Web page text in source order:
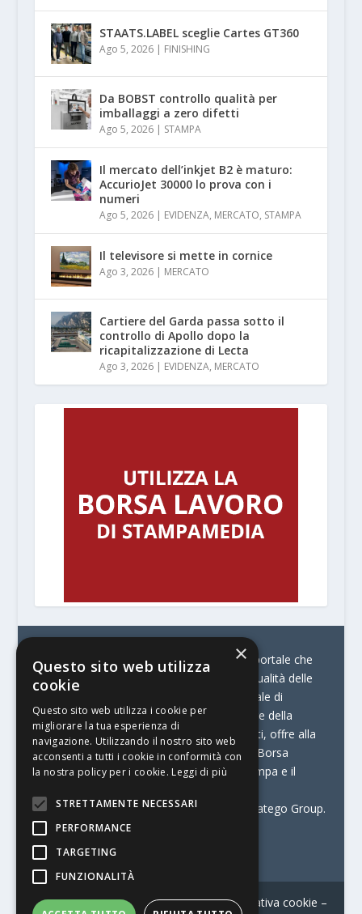
STAATS.LABEL sceglie Cartes GT360
Ago 5, 2026| FINISHING
Da BOBST controllo qualità per
imballaggi a zero difetti
Ago 5, 2026| STAMPA
Il mercato dell’inkjet B2 è maturo:
AccurioJet 30000 lo prova con i
numeri
Ago 5, 2026| EVIDENZA, MERCATO, STAMPA
Il televisore si mette in cornice
Ago 3, 2026| MERCATO
Cartiere del Garda passa sotto il
controllo di Apollo dopo la
ricapitalizzazione di Lecta
Ago 3, 2026| EVIDENZA, MERCATO
© Stratego Group –
stampamedia.net è il portale che
racconta le innovazioni tecnologiche e l’attualità delle
aziende di stampa e di converting. È il portale di
riferimento per chi opera in Italia nel settore della
comunicazione stampata. Oltre ai contenuti, offre alla
propria community diversi servizi come:
la Borsa
Lavoro, la Print Connection, i Big della Stampa e il
Stampamedia.net è una delle testate di Stratego Group.
Partita IVA07921450156
Contatti–Informativa privacy–Informativa cookie –
×
Questo sito web utilizza
cookie
Questo sito web utilizza i cookie per
migliorare la tua esperienza di
navigazione. Utilizzando il nostro sito web
acconsenti a tutti i cookie in conformità con
la nostra policy per i cookie. Leggi di più
STRETTAMENTE NECESSARI
PERFORMANCE
TARGETING
FUNZIONALITÀ